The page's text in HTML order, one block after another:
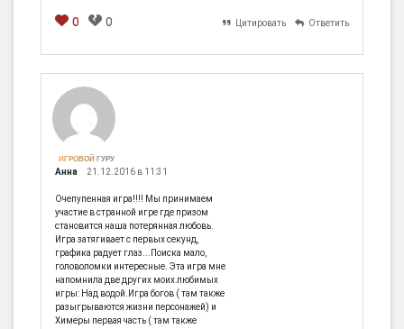
0 0 Цитировать Ответить
ИГРОВОЙ ГУРУ
Анна 21.12.2016 в 11:31
Очепупенная игра!!!! Мы принимаем
участие в странной игре где призом
становится наша потерянная любовь.
Игра затягивает с первых секунд,
графика радует глаз...Поиска мало,
головоломки интересные. Эта игра мне
напомнила две других моих любимых
игры: Над водой.Игра богов ( там также
разыгрываются жизни персонажей) и
Химеры первая часть ( там также